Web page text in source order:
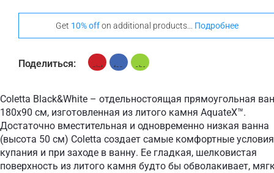
Напольными Ковриками
None Selected Ироко
+ €690
Американский
Орех
+ €700
Get 10% offon additional products... Подробнее
Поделиться:
Coletta Black&White – отдельностоящая прямоугольная
180х90 см, изготовленная из литого камня AquateX™.
Достаточно вместительная и одновременно низкая ванна
(высота 50 см) Coletta создает самые комфортные
купания и при заходе в ванну. Ее гладкая, шелковистая
поверхность из литого камня будто бы обволакивает,